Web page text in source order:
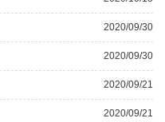
2020/09/30
2020/09/30
2020/09/21
2020/09/21